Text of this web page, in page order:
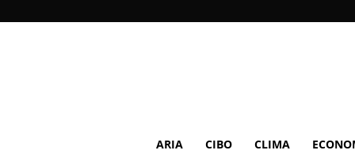
ARIA CIBO CLIMA